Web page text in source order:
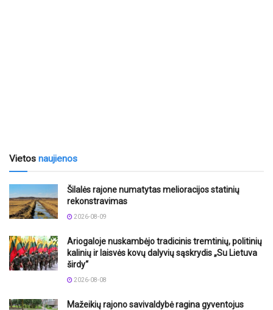
Vietos naujienos
Šilalės rajone numatytas melioracijos statinių
rekonstravimas
2026-08-09
Ariogaloje nuskambėjo tradicinis tremtinių, politinių
kalinių ir laisvės kovų dalyvių sąskrydis „Su Lietuva
širdy“
2026-08-08
Mažeikių rajono savivaldybė ragina gyventojus